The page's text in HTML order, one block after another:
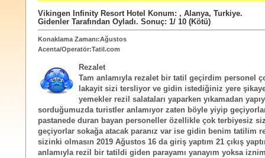
Vikingen Infinity Resort Hotel Konum: , Alanya, Turkiye.
Gidenler Tarafından Oyladı. Sonuç: 1/ 10 (Kötü)
Konaklama Zamanı:Ağustos
Acenta/Operatör:Tatil.com
Rezalet
Tam anlamıyla rezalet bir tatil geçirdim personel
lakayit sizi tersliyor ve gidin istediğiniz yere
yemekler rezil salataları yaparken yıkamadan
sorduğumuzda turistler anlamıyor zaten böyle yiyip
pastanede duran bayan personeller özellikle çok terbiyesiz
geçiyorlar sokağa atacak paranız var ise gidin benim tatilim
sizinki olmasın 2019 Ağustos 16 da giriş yaptım 21 çıkış
anlamıyla rezil bir tatildi giden parayamı yanayım yoksa